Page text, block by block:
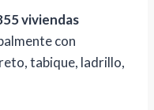
viviendas
con
tabique, ladrillo,